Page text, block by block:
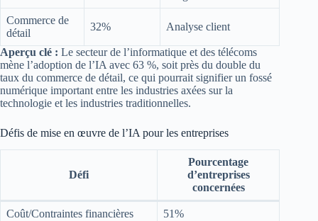
Commerce de
détail
32% Analyse client
Aperçu clé : Le secteur de l’informatique et des télécoms
mène l’adoption de l’IA avec 63 %, soit près du double du
taux du commerce de détail, ce qui pourrait signifier un fossé
numérique important entre les industries axées sur la
technologie et les industries traditionnelles.
Défis de mise en œuvre de l’IA pour les entreprises
Défi
Pourcentage
d’entreprises
concernées
Coût/Contraintes financières 51%